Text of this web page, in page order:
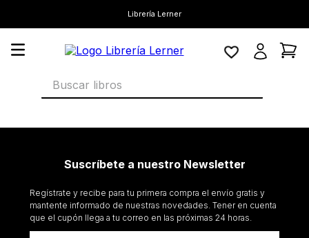
Librería Lerner
Buscar libros
Suscríbete a nuestro Newsletter
Regístrate y recibe para tu primera compra el envío gratis y
mantente informado de nuestras novedades. Tener en cuenta
que el cupón llega a tu correo en las próximas 24 horas.